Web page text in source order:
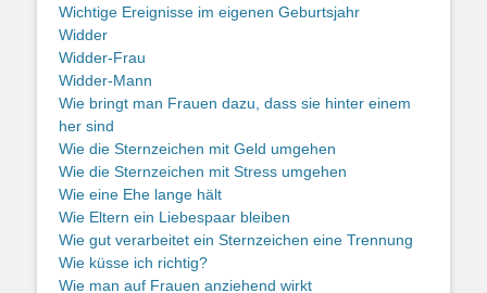
Wichtige Ereignisse im eigenen Geburtsjahr
Widder
Widder-Frau
Widder-Mann
Wie bringt man Frauen dazu, dass sie hinter einem
her sind
Wie die Sternzeichen mit Geld umgehen
Wie die Sternzeichen mit Stress umgehen
Wie eine Ehe lange hält
Wie Eltern ein Liebespaar bleiben
Wie gut verarbeitet ein Sternzeichen eine Trennung
Wie küsse ich richtig?
Wie man auf Frauen anziehend wirkt